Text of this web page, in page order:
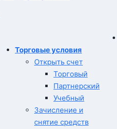
Торговые условия
Открыть счет
Торговый
Партнерский
Учебный
Зачисление и
снятие средств